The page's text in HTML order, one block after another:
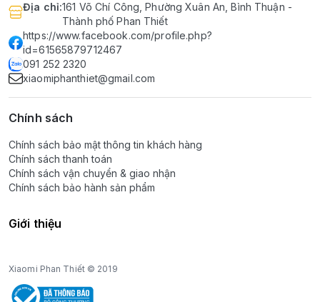
Địa chỉ:161 Võ Chí Công, Phường Xuân An, Bình Thuận -
Thành phố Phan Thiết
https://www.facebook.com/profile.php?
id=61565879712467
091 252 2320
xiaomiphanthiet@gmail.com
Chính sách
Chính sách bảo mật thông tin khách hàng
Chính sách thanh toán
Chính sách vận chuyển & giao nhận
Chính sách bảo hành sản phẩm
Giới thiệu
Xiaomi Phan Thiết © 2019